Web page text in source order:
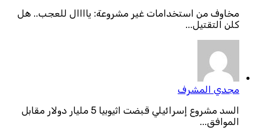
مخاوف من استخدامات غير مشروعة: ياااال للعجب.. هل
كلن التقتيل...
مجدي المشرف
السد مشروع إسرائيلي قبضت اثيوبيا 5 مليار دولار مقابل
الموافق...